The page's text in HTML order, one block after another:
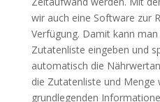
wir auch eine Software zur
Verfügung. Damit kann
Zutatenliste eingeben und
automatisch die
die Zutatenliste und
grundlegenden